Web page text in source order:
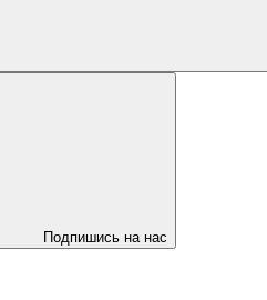
Подпишись на нас